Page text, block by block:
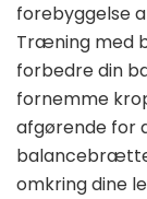
forebyggelse
Træning med
forbedre din
fornemme
afgørende for
omkring dine